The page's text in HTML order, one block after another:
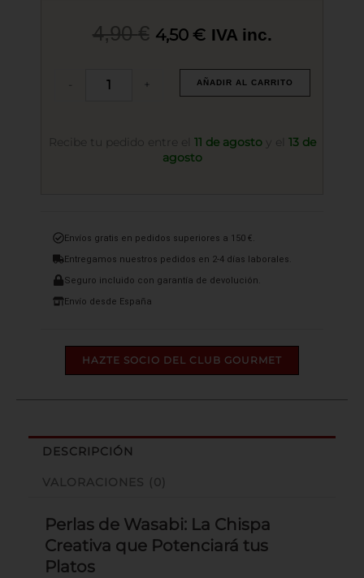
4,90€ El
original
4,90 €.
4,50 €El
actual
4,50 €.
IVA inc.
50
+ AÑADIR AL CARRITO
Recibe tu pedido entre el 11 de agostoy el 13 de
agosto
Envíos gratis en pedidos superiores a 150 €.
Entregamos nuestros pedidos en 2-4 días laborales.
Seguro incluido con garantía de devolución.
Envío desde España
HAZTE SOCIO DEL CLUB GOURMET
DESCRIPCIÓN
VALORACIONES (0)
Perlas de Wasabi: La Chispa
Creativa que Potenciará tus
Platos